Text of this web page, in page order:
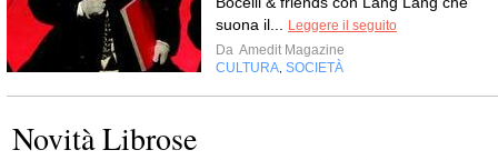
suona il...
Leggere il seguito
Da Amedit Magazine
CULTURA SOCIETÀ
Novità Librose